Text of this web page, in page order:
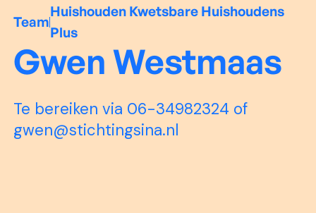
Team
Huishouden Kwetsbare Huishoudens
Plus
Gwen Westmaas
Te bereiken via 06-34982324 of
gwen@stichtingsina.nl